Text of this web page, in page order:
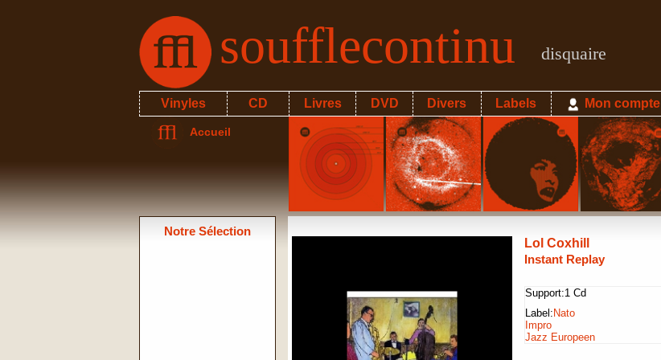
soufflecontinu disquaire
Vinyles CD Livres DVD Divers Labels Mon compte
Accueil
Notre Sélection
Lol Coxhill
Instant Replay
Support:1 Cd
Label: Nato
Impro
Jazz Europeen